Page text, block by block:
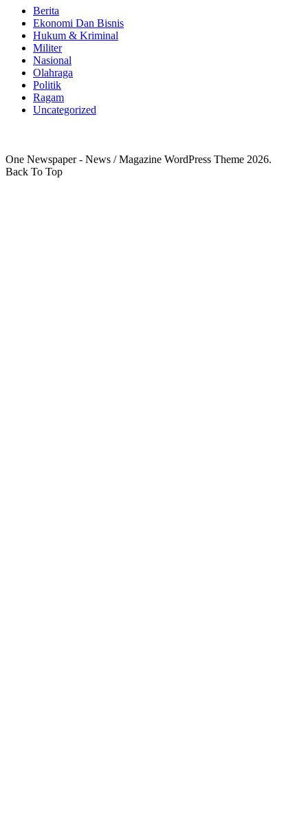
Berita
Ekonomi Dan Bisnis
Hukum & Kriminal
Militer
Nasional
Olahraga
Politik
Ragam
Uncategorized
One Newspaper - News / Magazine WordPress Theme 2026.
Back To Top